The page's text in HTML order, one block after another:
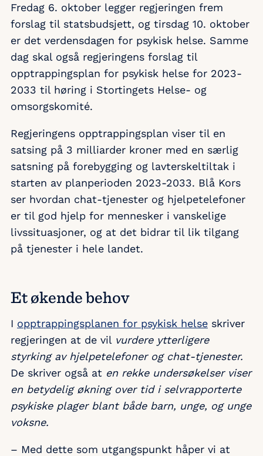
Fredag 6. oktober legger regjeringen frem
forslag til statsbudsjett, og tirsdag 10. oktober
er det verdensdagen for psykisk helse. Samme
dag skal også regjeringens forslag til
opptrappingsplan for psykisk helse for 2023-
2033 til høring i Stortingets Helse- og
omsorgskomité.
Regjeringens opptrappingsplan viser til en
satsing på 3 milliarder kroner med en særlig
satsning på forebygging og lavterskeltiltak i
starten av planperioden 2023-2033. Blå Kors
ser hvordan chat-tjenester og hjelpetelefoner
er til god hjelp for mennesker i vanskelige
livssituasjoner, og at det bidrar til lik tilgang
på tjenester i hele landet.
Et økende behov
I opptrappingsplanen for psykisk helse skriver
regjeringen at de vil vurdere ytterligere
styrking av hjelpetelefoner og chat-tjenester.
De skriver også at en rekke undersøkelser viser
en betydelig økning over tid i selvrapporterte
psykiske plager blant både barn, unge, og unge
voksne.
– Med dette som utgangspunkt håper vi at